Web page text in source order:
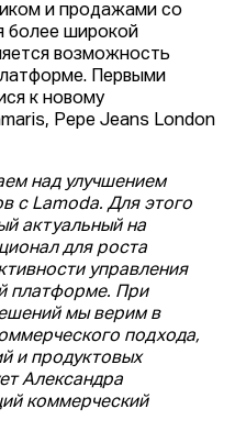
и продажами со
более широкой
возможность
Первыми
к новому
Pepe Jeans London
над улучшением
с Lamoda. Для этого
актуальный на
для роста
управления
платформе. При
мы верим в
подхода,
и продуктовых
Александра
коммерческий